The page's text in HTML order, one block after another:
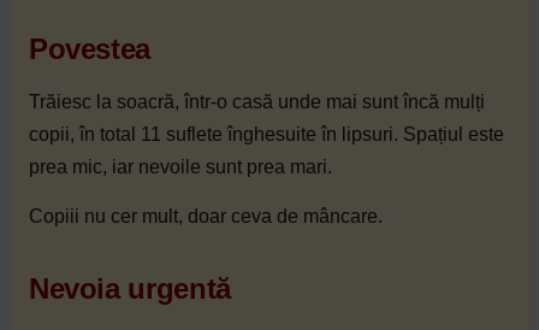
Povestea
Trăiesc la soacră, într-o casă unde mai sunt încă mulți
copii, în total 11 suflete înghesuite în lipsuri. Spațiul este
prea mic, iar nevoile sunt prea mari.
Copiii nu cer mult, doar ceva de mâncare.
Nevoia urgentă